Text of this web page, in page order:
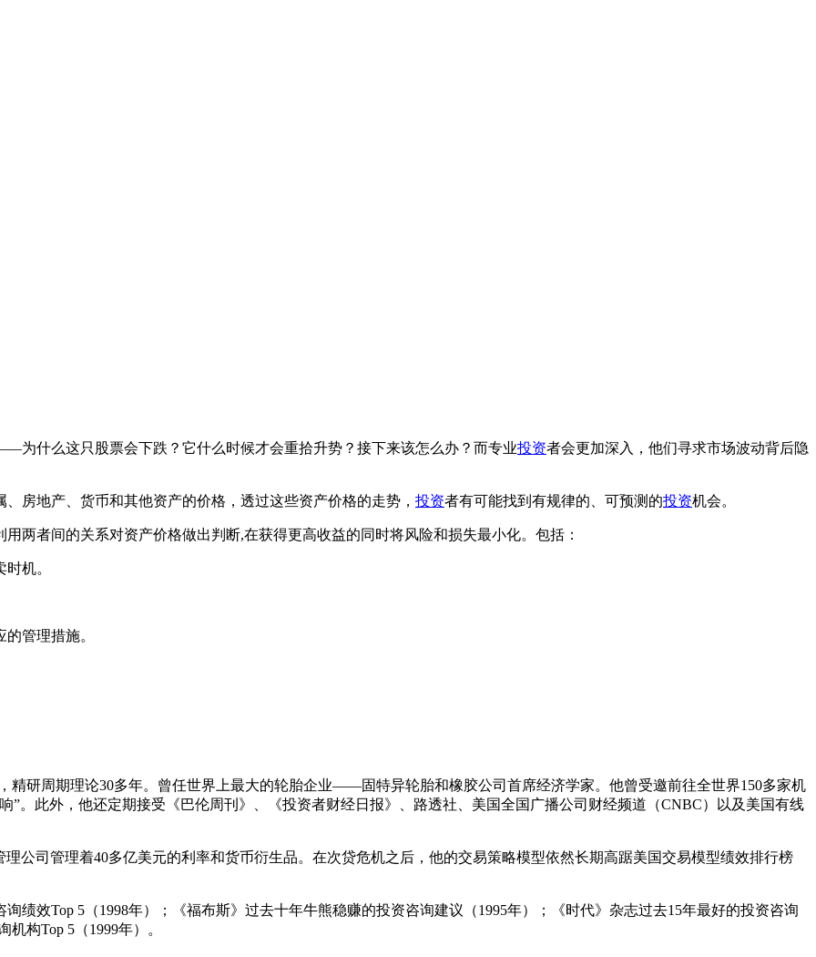
为什么这只股票会下跌？它什么时候才会重拾升势？接下来该怎么办？而专业投资者会更加深入，他们寻求市场波动背后隐
房地产、货币和其他资产的价格，透过这些资产价格的走势， 投资者有可能找到有规律的、可预测的投资机会。
两者间的关系对资产价格做出判断,在获得更高收益的同时将风险和损失最小化。包括：
机。
管理措施。
精研周期理论30多年。曾任世界上最大的轮胎企业——固特异轮胎和橡胶公司首席经济学家。他曾受邀前往全世界150多家机
”。此外，他还定期接受《巴伦周刊》、《投资者财经日报》、路透社、美国全国广播公司财经频道（CNBC）以及美国有线
公司管理着40多亿美元的利率和货币衍生品。在次贷危机之后，他的交易策略模型依然长期高踞美国交易模型绩效排行榜
绩效Top 5（1998年）；《福布斯》过去十年牛熊稳赚的投资咨询建议（1995年）；《时代》杂志过去15年最好的投资咨询
构Top 5（1999年）。